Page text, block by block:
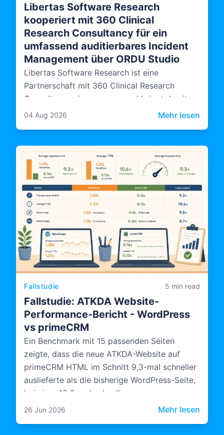
Libertas Software Research
kooperiert mit 360 Clinical
Research Consultancy für ein
umfassend auditierbares Incident
Management über ORDU Studio
Libertas Software Research ist eine
Partnerschaft mit 360 Clinical Research
Consultancy eingegangen und bringt damit
unabhängige Audit- und Compliance-
dokumentiert und betrieben wird.
04 Aug 2026 Mehr lesen
Fallstudie 5 min read
Fallstudie: ATKDA Website-
Performance-Bericht - WordPress
vs primeCRM
Ein Benchmark mit 15 passenden Seiten
zeigte, dass die neue ATKDA-Website auf
primeCRM HTML im Schnitt 9,3-mal schneller
auslieferte als die bisherige WordPress-Seite,
bei einer 10,6-mal schnelleren
Serververarbeitung.
26 Jun 2026 Mehr lesen